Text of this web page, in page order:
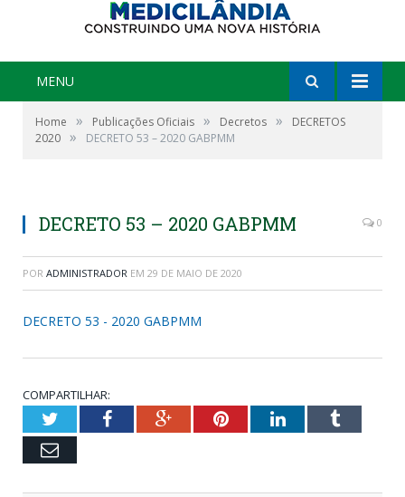
MENU
Home » Publicações Oficiais » Decretos »
DECRETOS
2020 » DECRETO 53 – 2020 GABPMM
DECRETO 53 – 2020 GABPMM 0
POR ADMINISTRADOR EM 29 DE MAIO DE 2020
DECRETO 53 - 2020 GABPMM
COMPARTILHAR:
TwitterFacebookGoogle+PinterestLinkedInTumblr
Email